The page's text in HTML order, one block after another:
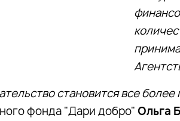
становится все
фонда "Дари добро" Ольга